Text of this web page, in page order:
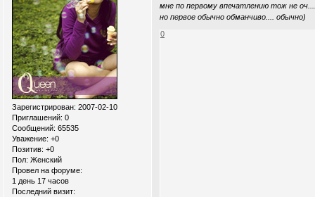
Зарегистрирован: 2007-02-10
Приглашений: 0
Сообщений: 65535
Уважение: +0
Позитив: +0
Пол: Женский
Провел на форуме:
1 день 17 часов
Последний визит:
мне по первому впечатлению тож не
но первое обычно обманчиво.... обычно)
0